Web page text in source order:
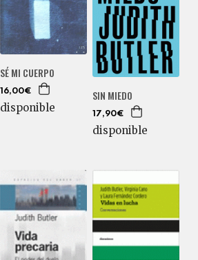
SÉ MI CUERPO
16,00€
disponible
SIN MIEDO
17,90€
disponible